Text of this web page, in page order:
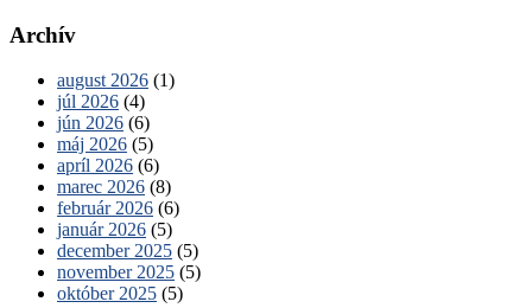
Archív
august 2026 (1)
júl 2026 (4)
jún 2026 (6)
máj 2026 (5)
apríl 2026 (6)
marec 2026 (8)
február 2026 (6)
január 2026 (5)
december 2025 (5)
november 2025 (5)
október 2025 (5)